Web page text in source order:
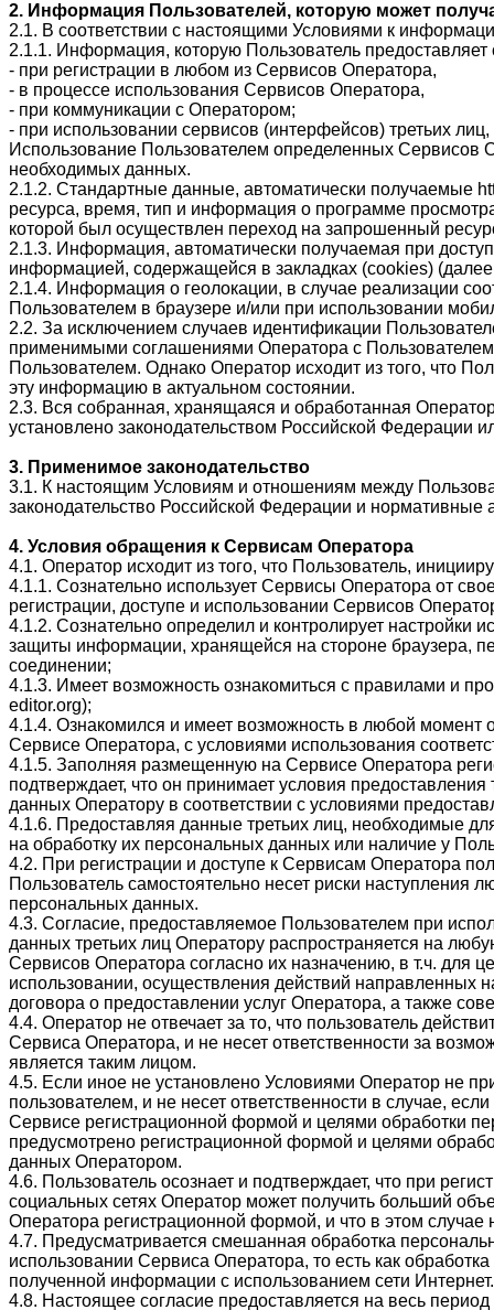
2. Информация Пользователей, которую может
2.1. В соответствии с настоящими Условиями к
2.1.1. Информация, которую Пользователь предоставляет
- при регистрации в любом из Сервисов Оператора,
- в процессе использования Сервисов Оператора,
- при коммуникации с Оператором;
- при использовании сервисов (интерфейсов) третьих
Использование Пользователем определенных Сервисов
необходимых данных.
2.1.2. Стандартные данные, автоматически получаемые
ресурса, время, тип и информация о программе
которой был осуществлен переход на запрошенный
2.1.3. Информация, автоматически получаемая при
информацией, содержащейся в закладках (cookies)
2.1.4. Информация о геолокации, в случае реализации
Пользователем в браузере и/или при использовании
2.2. За исключением случаев идентификации
применимыми соглашениями Оператора с
Пользователем. Однако Оператор исходит из того, что
эту информацию в актуальном состоянии.
2.3. Вся собранная, хранящаяся и обработанная
установлено законодательством Российской Федерации
3. Применимое законодательство
3.1. К настоящим Условиям и отношениям между
законодательство Российской Федерации и
4. Условия обращения к Сервисам Оператора
4.1. Оператор исходит из того, что Пользователь,
4.1.1. Сознательно использует Сервисы Оператора от
регистрации, доступе и использовании Сервисов
4.1.2. Сознательно определил и контролирует настройки
защиты информации, хранящейся на стороне браузера,
соединении;
4.1.3. Имеет возможность ознакомиться с правилами и
editor.org);
4.1.4. Ознакомился и имеет возможность в любой момент
Сервисе Оператора, с условиями использования
4.1.5. Заполняя размещенную на Сервисе Оператора
подтверждает, что он принимает условия
данных Оператору в соответствии с условиями
4.1.6. Предоставляя данные третьих лиц, необходимые
на обработку их персональных данных или наличие у
4.2. При регистрации и доступе к Сервисам Оператора
Пользователь самостоятельно несет риски наступления
персональных данных.
4.3. Согласие, предоставляемое Пользователем при
данных третьих лиц Оператору распространяется на
Сервисов Оператора согласно их назначению, в т.ч. для
использовании, осуществления действий направленных
договора о предоставлении услуг Оператора, а также
4.4. Оператор не отвечает за то, что пользователь
Сервиса Оператора, и не несет ответственности за
является таким лицом.
4.5. Если иное не установлено Условиями Оператор не
пользователем, и не несет ответственности в случае,
Сервисе регистрационной формой и целями обработки
предусмотрено регистрационной формой и целями
данных Оператором.
4.6. Пользователь осознает и подтверждает, что при
социальных сетях Оператор может получить больший
Оператора регистрационной формой, и что в этом случае
4.7. Предусматривается смешанная обработка
использовании Сервиса Оператора, то есть как
полученной информации с использованием сети Интернет.
4.8. Настоящее согласие предоставляется на весь